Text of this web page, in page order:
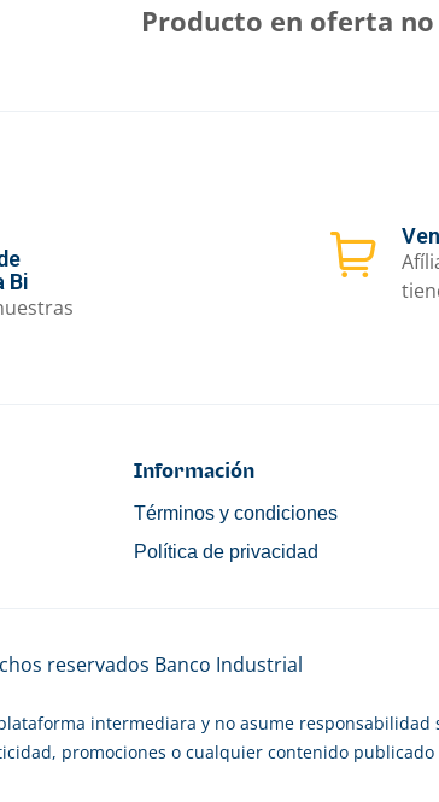
Producto en oferta
Bi
Información
Términos y condiciones
Política de privacidad
reservados Banco Industrial
intermediara y no asume
promociones o cualquier contenido